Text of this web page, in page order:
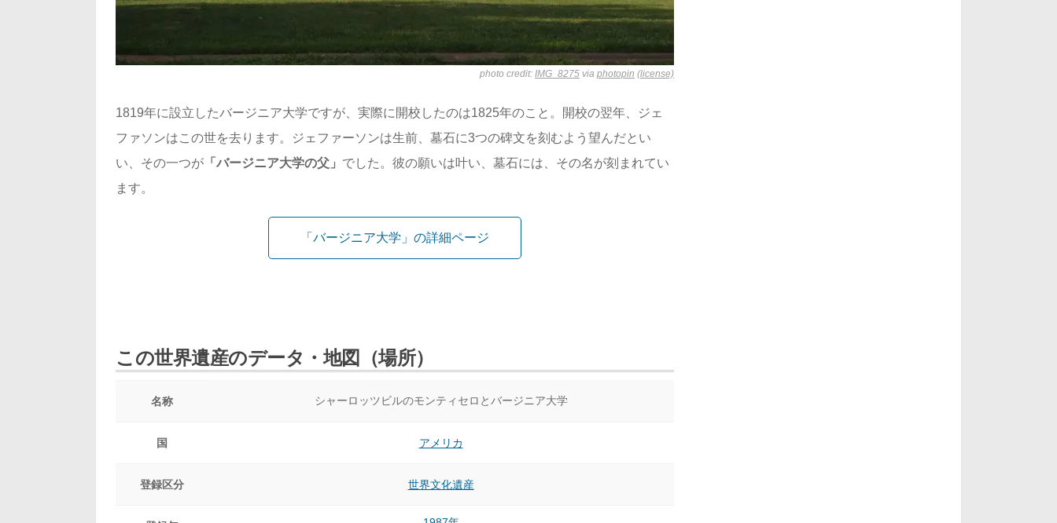
photo credit: IMG_8275 via photopin (license)
1819年に設立したバージニア大学ですが、実際に開校したのは1825年のこと。開校の翌年、ジェ
ファソンはこの世を去ります。ジェファーソンは生前、墓石に3つの碑文を刻むよう望んだとい
い、その一つが 「バージニア大学の父」 でした。彼の願いは叶い、墓石には、その名が刻まれてい
ます。
「バージニア大学」の詳細ページ
この世界遺産のデータ・地図（場所）
名称 シャーロッツビルのモンティセロとバージニア大学
国 アメリカ
登録区分 世界文化遺産